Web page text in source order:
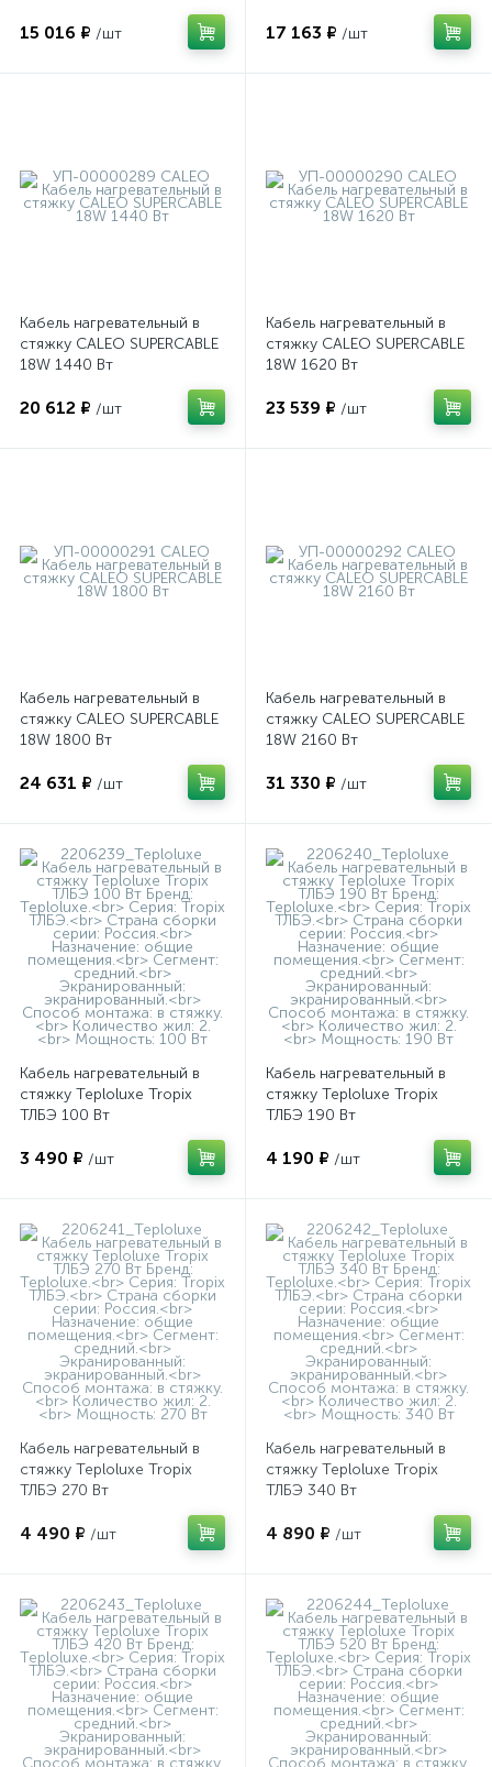
15 016 ₽ /шт 17 163 ₽ /шт
Кабель нагревательный в
стяжку CALEO SUPERCABLE
18W 1440 Вт
20 612 ₽ /шт
Кабель нагревательный в
стяжку CALEO SUPERCABLE
18W 1620 Вт
23 539 ₽ /шт
Кабель нагревательный в
стяжку CALEO SUPERCABLE
18W 1800 Вт
24 631 ₽ /шт
Кабель нагревательный в
стяжку CALEO SUPERCABLE
18W 2160 Вт
31 330 ₽ /шт
Кабель нагревательный в
стяжку Teploluxe Tropix
ТЛБЭ 100 Вт
3 490 ₽ /шт
Кабель нагревательный в
стяжку Teploluxe Tropix
ТЛБЭ 190 Вт
4 190 ₽ /шт
Кабель нагревательный в
стяжку Teploluxe Tropix
ТЛБЭ 270 Вт
4 490 ₽ /шт
Кабель нагревательный в
стяжку Teploluxe Tropix
ТЛБЭ 340 Вт
4 890 ₽ /шт